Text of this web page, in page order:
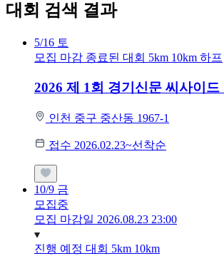
대회 검색 결과
5/16 토
모집 마감 종료된 대회 5km 10km 하프
2026 제 1회 경기신문 씨사이드
인천 중구 중산동 1967-1
접수 2026.02.23~선착순
10/9 금
모집중
모집 마감일 2026.08.23 23:00
진행 예정 대회 5km 10km